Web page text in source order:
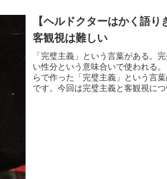
【ヘルドクターはかく語り
客観視は難しい
「完璧主義」という言葉がある。
い性分という意味合いで使われる
らで作った「完璧主義」という言
です。今回は完璧主義と客観視につ